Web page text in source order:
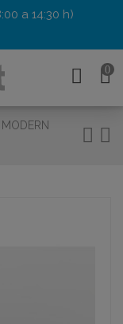
a 14:30 h)
0